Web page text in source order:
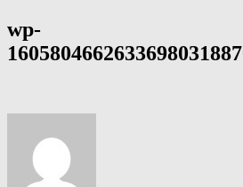
wp-